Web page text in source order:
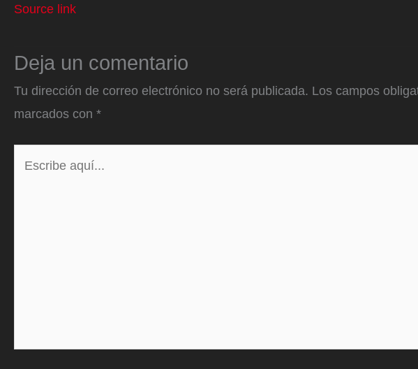
Source link
Deja un comentario
Tu dirección de correo electrónico no será publicada. Los campos
marcados con *